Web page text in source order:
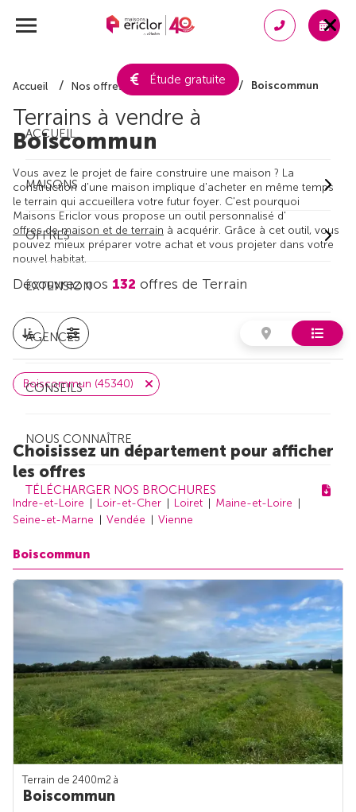
Étude gratuite
ACCUEIL
MAISONS
OFFRES
EXTENSION
AGENCES
CONSEILS
NOUS CONNAÎTRE
TÉLÉCHARGER NOS BROCHURES
Accueil Nos offres de terrain Loiret Boiscommun
Terrains à vendre à
Boiscommun
Vous avez le projet de faire construire une maison ? La
construction d'une maison implique d'acheter en même temps
le terrain qui accueillera votre futur foyer. C'est pourquoi
Maisons Ericlor vous propose un outil personnalisé d'
offres de maison et de terrain à acquérir. Grâce à cet outil, vous
pouvez mieux préparer votre achat et vous projeter dans votre
nouvel habitat.
Découvrez nos 132 offres de Terrain
Boiscommun (45340)
Choisissez un département pour afficher
les offres
Indre-et-Loire Loir-et-Cher Loiret
Maine-et-Loire
Seine-et-Marne
Vendée Vienne
Boiscommun
Terrain de 2400m2 à
Boiscommun